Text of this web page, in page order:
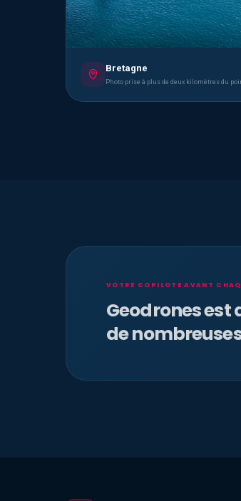
Bretagne
Photo prise à plus de deux kilomètres du
VOTRE COPILOTE AVANT
Geodrones
de